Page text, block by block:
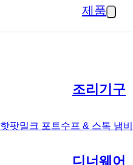
제품
조리기구
핫팟밀크 포트수프 & 스톡 냄비
디너웨어